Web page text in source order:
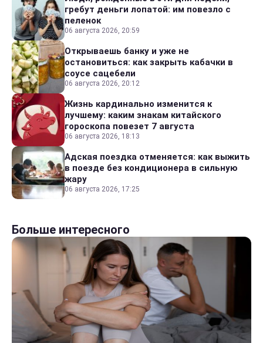
гребут деньги лопатой: им повезло с
пеленок
06 августа 2026, 20:59
Открываешь банку и уже не
остановиться: как закрыть кабачки в
соусе сацебели
06 августа 2026, 20:12
Жизнь кардинально изменится к
лучшему: каким знакам китайского
гороскопа повезет 7 августа
06 августа 2026, 18:13
Адская поездка отменяется: как выжить
в поезде без кондиционера в сильную
жару
06 августа 2026, 17:25
Больше интересного